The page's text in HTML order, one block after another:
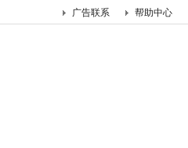
帮助中心
广告联系